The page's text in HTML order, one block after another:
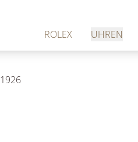
ROLEX UHREN
1926